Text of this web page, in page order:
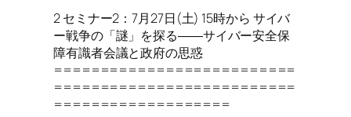
2 セミナー2：7月27日(土) 15時から サイバ
ー戦争の「謎」を探る――サイバー安全保
障有識者会議と政府の思惑
==========================
==========================
===================